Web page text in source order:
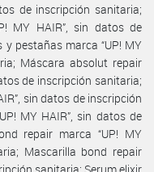
de inscripción sanitaria;
MY HAIR”, sin datos de
pestañas marca “UP! MY
Máscara absolut repair
de inscripción sanitaria;
sin datos de inscripción
MY HAIR”, sin datos de
repair marca “UP! MY
Mascarilla bond repair
sanitaria; Serum elixir